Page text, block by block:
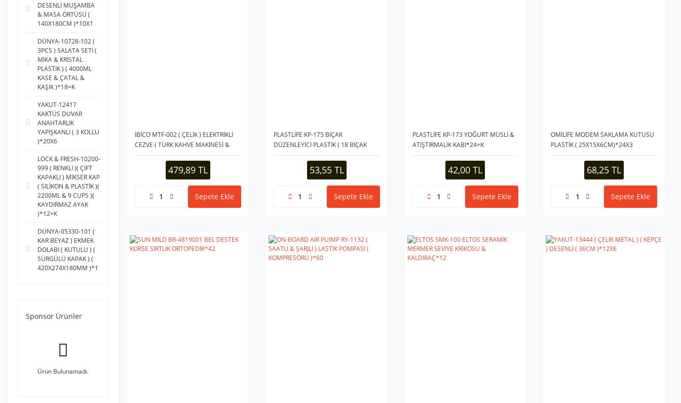
DESENLİ MUŞAMBA
& MASA ÖRTÜSÜ (
140X180CM )*10X1
DÜNYA-10728-102 (
3PCS ) SALATA SETİ (
MİKA & KRİSTAL
PLASTİK ) ( 4000ML
KASE & ÇATAL &
KAŞIK )*18=K
YAKUT-12417
KAKTÜS DUVAR
ANAHTARLIK
YAPIŞKANLI ( 3 KOLLU
)*20X6
LOCK & FRESH-10200-
999 ( RENKLİ )( ÇİFT
KAPAKLI ) MİKSER KAP
( SİLİKON & PLASTİK )(
2200ML & 9 CUPS )(
KAYDIRMAZ AYAK
)*12=K
DÜNYA-05330-101 (
KAR BEYAZ ) EKMEK
DOLABI ( KUTULU ) (
SÜRGÜLÜ KAPAK ) (
420X274X180MM )*1
Sponsor Ürünler
Ürün Bulunamadı.
İBİCO MTF-002 ( ÇELİK ) ELEKTRİKLİ
CEZVE ( TÜRK KAHVE MAKİNESİ &
4FİNCAN=400ML ) ( KABLOSUZ
KULLANIM& 360°DÖNER ) ( 600W
479,89 TL
Sepete Ekle
PLASTLİFE KP-175 BIÇAK
DÜZENLEYİCİ PLASTİK ( 18 BIÇAK
KAPASİTE )*24
53,55 TL
Sepete Ekle
PLASTLİFE KP-173 YOĞURT MÜSLİ &
ATIŞTIRMALIK KABI*24=K
42,00 TL
Sepete Ekle
OMİLİFE MODEM SAKLAMA KUTUSU
PLASTİK ( 25X15X6CM)*24X3
68,25 TL
Sepete Ekle